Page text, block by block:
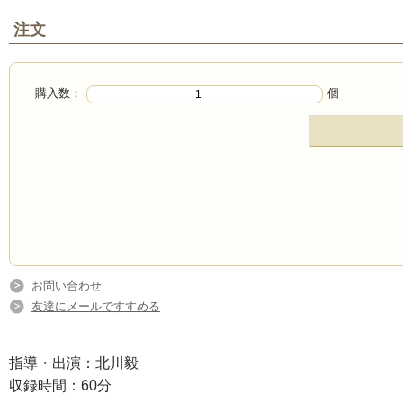
注文
購入数： 個
お問い合わせ
友達にメールですすめる
指導・出演：北川毅
収録時間：60分